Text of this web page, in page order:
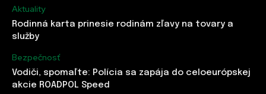
Aktuality
Rodinná karta prinesie rodinám zľavy na tovary a
služby
Bezpečnosť
Vodiči, spomaľte: Polícia sa zapája do celoeurópskej
akcie ROADPOL Speed